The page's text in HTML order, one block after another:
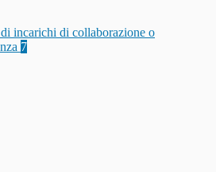
incarichi di collaborazione o
7